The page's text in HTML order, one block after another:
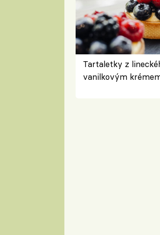
Tartaletky z
vanilkovým